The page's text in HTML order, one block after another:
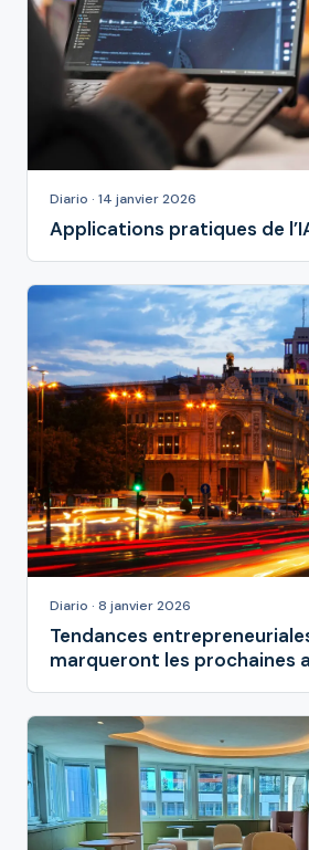
Diario · 14 janvier 2026
Applications pratiques de
Diario · 8 janvier 2026
Tendances
marqueront les prochaines